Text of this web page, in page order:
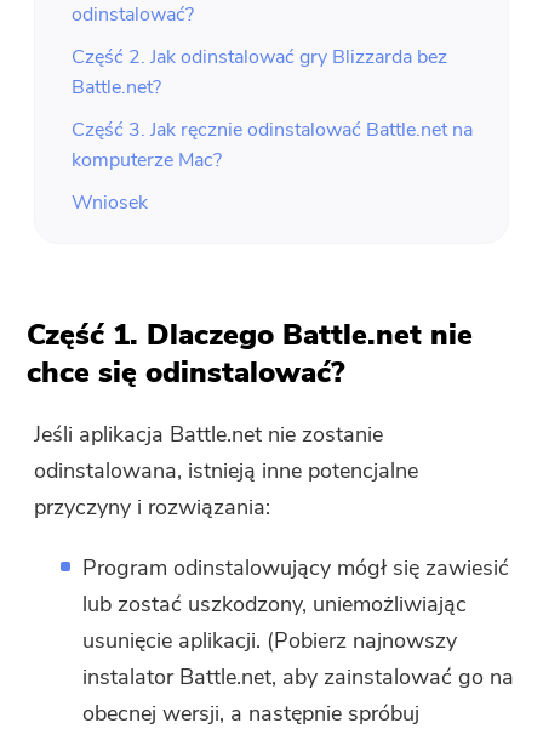
odinstalować?
Część 2. Jak odinstalować gry Blizzarda bez
Battle.net?
Część 3. Jak ręcznie odinstalować Battle.net na
komputerze Mac?
Wniosek
Część 1. Dlaczego Battle.net nie
chce się odinstalować?
Jeśli aplikacja Battle.net nie zostanie
odinstalowana, istnieją inne potencjalne
przyczyny i rozwiązania:
Program odinstalowujący mógł się zawiesić
lub zostać uszkodzony, uniemożliwiając
usunięcie aplikacji. (Pobierz najnowszy
instalator Battle.net, aby zainstalować go na
obecnej wersji, a następnie spróbuj